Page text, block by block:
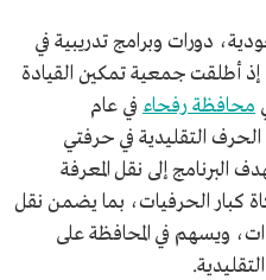
دورات وبرامج تدريبية في
أطلقت جمعية تمكين القيادة
محافظة رفحاء في عام
في الحرف التقليدية في حرفتي
4 أسابيع. ويهدف البرنامج إلى نقل المعرفة
كبار الحرفيات، بما يضمن نقل
ويسهم في المحافظة على